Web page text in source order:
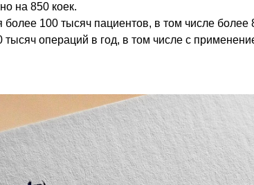
на 850 коек.
100 тысяч пациентов, в том числе более
операций в год, в том числе с